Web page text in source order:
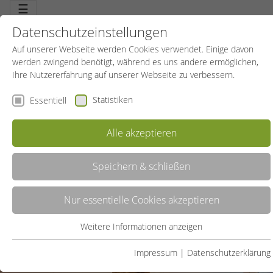
☰
Datenschutzeinstellungen
Auf unserer Webseite werden Cookies verwendet. Einige davon
werden zwingend benötigt, während es uns andere ermöglichen,
Ihre Nutzererfahrung auf unserer Webseite zu verbessern.
Essentiell Statistiken
Alle akzeptieren
Speichern & schließen
Nur essentielle Cookies akzeptieren
Essentielle Cookies werden für grundlegende Funktionen der
Weitere Informationen anzeigen
Impressum | Datenschutzerklärung